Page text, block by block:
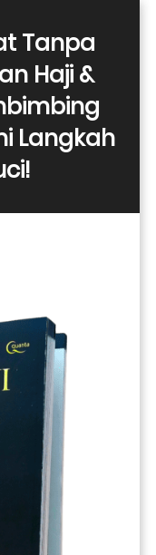
Tanpa
Haji &
Langkah